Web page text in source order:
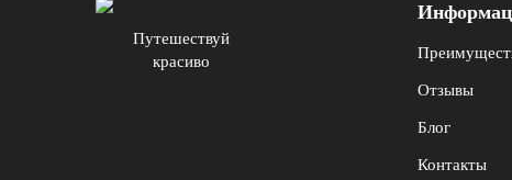
Путешествуй
красиво
Отзывы
Блог
Контакты